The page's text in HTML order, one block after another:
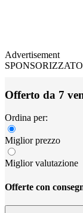
Advertisement
SPONSORIZZATO
Offerto da 7
Ordina per:
Miglior prezzo
Miglior valutazione
Offerte con